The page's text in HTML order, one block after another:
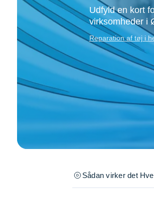
Udfyld en kort
virksomheder i
Reparation af tøj i
Sådan virker det